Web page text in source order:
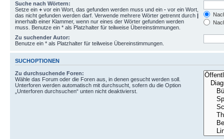
Suche nach Wörtern:
Setze ein + vor ein Wort, das gefunden werden muss und ein - vor ein Wort,
das nicht gefunden werden darf. Verwende mehrere Wörter getrennt durch |
innerhalb einer Klammer, wenn nur eines der Wörter gefunden werden
muss. Benutze ein * als Platzhalter für teilweise Übereinstimmungen.
Zu suchender Autor:
Benutze ein * als Platzhalter für teilweise Übereinstimmungen.
SUCHOPTIONEN
Zu durchsuchende Foren:
Wähle das Forum oder die Foren aus, in denen gesucht werden soll.
Unterforen werden automatisch mit durchsucht, sofern du die Option
„Unterforen durchsuchen“ unten nicht deaktivierst.